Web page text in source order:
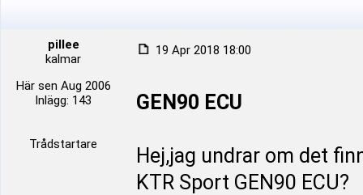
pillee
kalmar
Här sen Aug 2006
Inlägg: 143
Trådstartare
19 Apr 2018 18:00
GEN90 ECU
Hej,jag undrar om det
KTR Sport GEN90 ECU?